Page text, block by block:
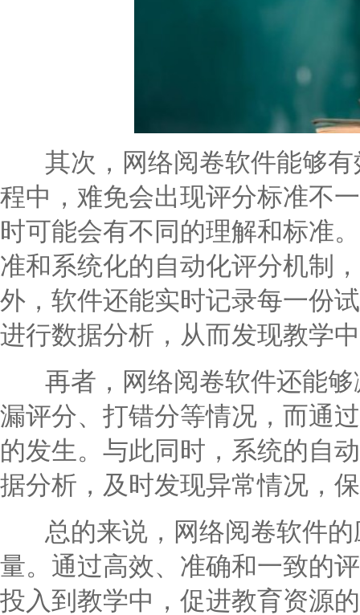
其次，网络阅卷软件能够有
程中，难免会出现评分标准不
时可能会有不同的理解和标准
准和系统化的自动化评分机制
外，软件还能实时记录每一份
进行数据分析，从而发现教学
再者，网络阅卷软件还能够
漏评分、打错分等情况，而通
的发生。与此同时，系统的自
据分析，及时发现异常情况，
总的来说，网络阅卷软件的
量。通过高效、准确和一致的
投入到教学中，促进教育资源